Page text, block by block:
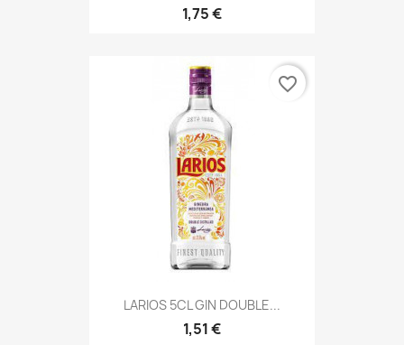
1,75 €
LARIOS 5CL GIN DOUBLE...
1,51 €
favorite_border